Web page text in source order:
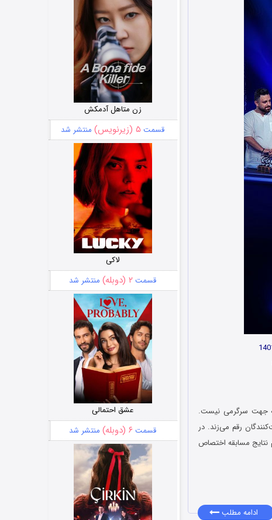
جهت سرگرمی نیست.
رقم می‌زند. در
نتایج مسابقه اختصاص
ادامه مطلب
زن متاهل آدمکش
قسمت ۵ (زیرنویس) منتشر شد
لاکی
قسمت ۲ (دوبله) منتشر شد
عشق احتمالی
قسمت ۶ (دوبله) منتشر شد